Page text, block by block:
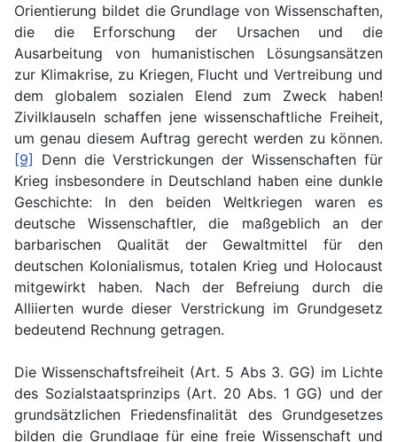
Orientierung bildet die Grundlage von Wissenschaften,
die die Erforschung der Ursachen und die
Ausarbeitung von humanistischen Lösungsansätzen
zur Klimakrise, zu Kriegen, Flucht und Vertreibung und
dem globalem sozialen Elend zum Zweck haben!
Zivilklauseln schaffen jene wissenschaftliche Freiheit,
um genau diesem Auftrag gerecht werden zu können.
[9] Denn die Verstrickungen der Wissenschaften für
Krieg insbesondere in Deutschland haben eine dunkle
Geschichte: In den beiden Weltkriegen waren es
deutsche Wissenschaftler, die maßgeblich an der
barbarischen Qualität der Gewaltmittel für den
deutschen Kolonialismus, totalen Krieg und Holocaust
mitgewirkt haben. Nach der Befreiung durch die
Alliierten wurde dieser Verstrickung im Grundgesetz
bedeutend Rechnung getragen.
Die Wissenschaftsfreiheit (Art. 5 Abs 3. GG) im Lichte
des Sozialstaatsprinzips (Art. 20 Abs. 1 GG) und der
grundsätzlichen Friedensfinalität des Grundgesetzes
bilden die Grundlage für eine freie Wissenschaft und